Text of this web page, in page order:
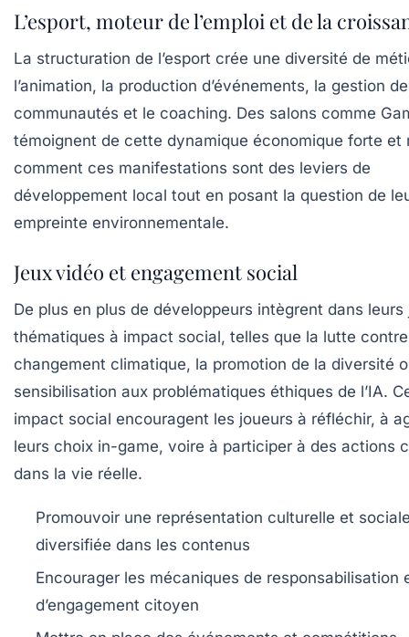
L’esport, moteur de l’emploi et de la
La structuration de l’esport crée une diversité de
l’animation, la production d’événements, la gestion de
communautés et le coaching. Des salons comme
témoignent de cette dynamique économique forte et
comment ces manifestations sont des leviers de
développement local tout en posant la question de
empreinte environnementale.
Jeux vidéo et engagement social
De plus en plus de développeurs intègrent dans leurs
thématiques à impact social, telles que la lutte
changement climatique, la promotion de la diversité
sensibilisation aux problématiques éthiques de l’IA.
impact social encouragent les joueurs à réfléchir, à
leurs choix in-game, voire à participer à des actions
dans la vie réelle.
Promouvoir une représentation culturelle et
diversifiée dans les contenus
Encourager les mécaniques de responsabilisation
d’engagement citoyen